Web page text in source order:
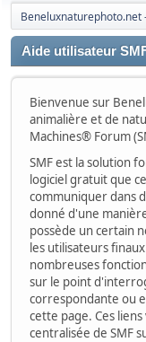
Aide utilisateur
Bienvenue sur
animalière et de
Machines® Forum
SMF est la solution
logiciel gratuit que
communiquer dans
donné d'une
possède un certain
les utilisateurs
nombreuses
sur le point
correspondante ou
cette page. Ces
centralisée de SMF